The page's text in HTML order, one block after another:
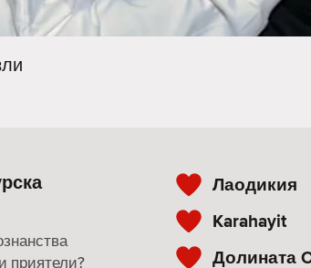
приятели?
Лаодикия
Karahayit
Долината